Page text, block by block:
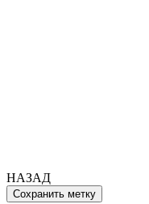
НАЗАД